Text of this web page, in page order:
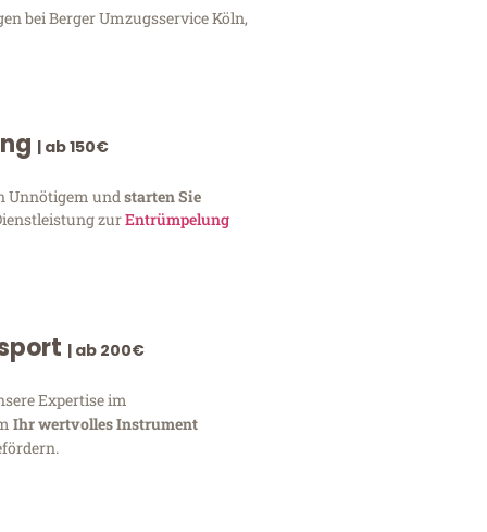
bei Berger Umzugsservice Köln,
| ab 150€
Unnötigem und starten Sie
zurEntrümpelung
| ab 200€
Expertise im
Ihr wertvolles Instrument